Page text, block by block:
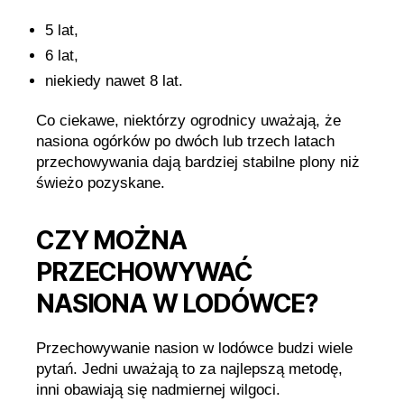
5 lat,
6 lat,
niekiedy nawet 8 lat.
Co ciekawe, niektórzy ogrodnicy uważają, że
nasiona ogórków po dwóch lub trzech latach
przechowywania dają bardziej stabilne plony niż
świeżo pozyskane.
CZY MOŻNA
PRZECHOWYWAĆ
NASIONA W LODÓWCE?
Przechowywanie nasion w lodówce budzi wiele
pytań. Jedni uważają to za najlepszą metodę,
inni obawiają się nadmiernej wilgoci.